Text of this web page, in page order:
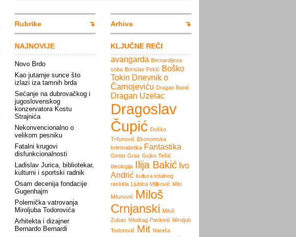
Rubrike
NAJNOVIJE
Novo Brdo
Kao jutarnje sunce što
izlazi iza tamnih brda
Sećanje na dubrovačkog i
jugoslovenskog
konzervatora Kostu
Strajnića
Nekonvencionalno o
velikom pesniku
Fatalni krugovi
disfunkcionalnosti
Ladislav Jurica, bibliotekar,
kulturni i sportski radnik
Osam decenija fondacije
Gugenhajm
Polemička vatrovanja
Miroljuba Todorovića
Arhitekta i dizajner
Bernardo Bernardi
Arhiva
KLJUČNE REČI
avangarda Bernardijeva
soba Borislav Pekić Boško
Tokin Dnevnik o
Čarnojeviću Dragan Bunić
Dragan Uzelac
Dragoslav
Čupić Duško
Trifunović Ekonomska
kriminalistika Fantastika
Ginter Gras Gojko Tešić
ideologija Ilija Bakić Ivo
Andrić kultura totalnog
raskida Ljubica Miljković Milo
Milunović Miloš
Crnjanski Miloš
Zubac Miodrag Pavlović Miroljub
Todorović Mit Nataša